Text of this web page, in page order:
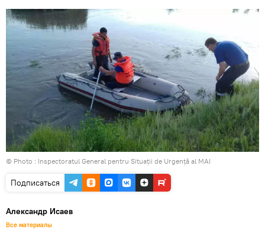
© Photo : Inspectoratul General pentru Situații de Urgență al MAI
Подписаться
Александр Исаев
Все материалы